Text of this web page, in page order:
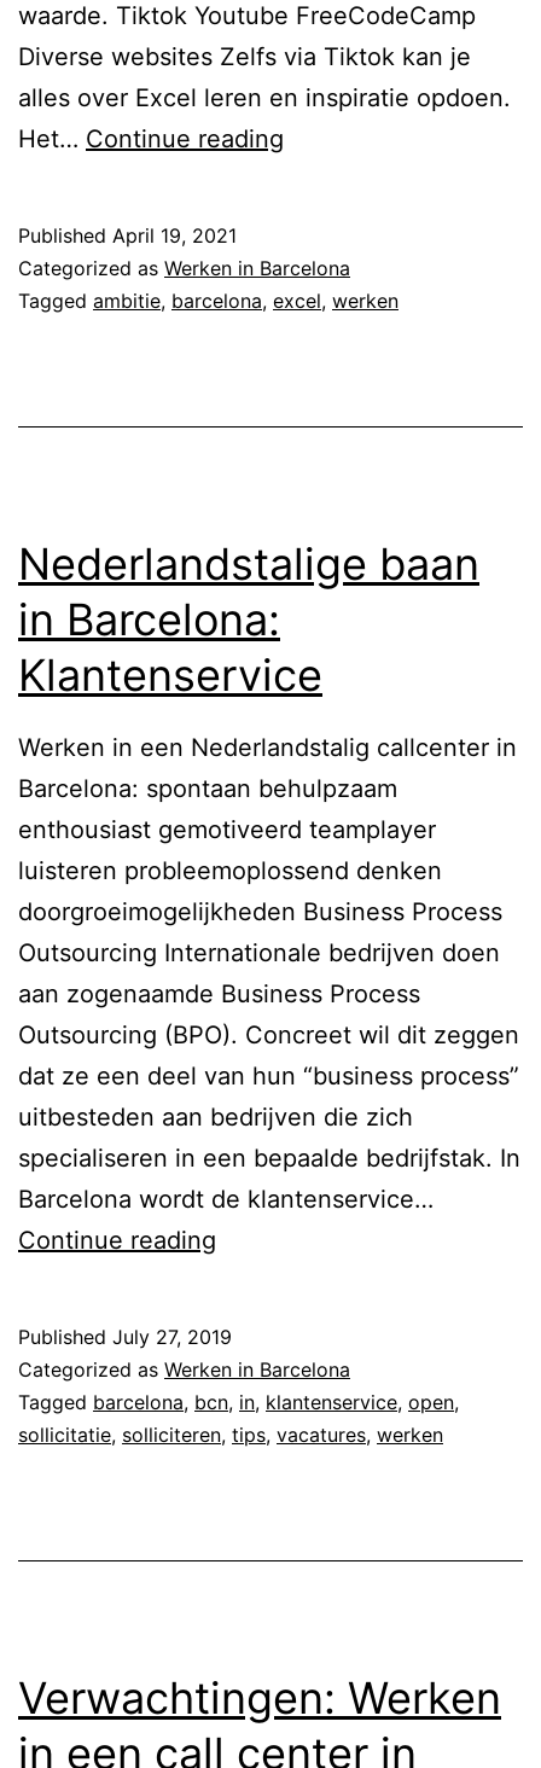
waarde. Tiktok Youtube FreeCodeCamp
Diverse websites Zelfs via Tiktok kan je
alles over Excel leren en inspiratie opdoen.
Het… Continue reading
i
t
:
c
e
Published April 19, 2021
Categorized as Werken in Barcelona
Tagged ambitie, barcelona, excel, werken
Nederlandstalige baan
in Barcelona:
Klantenservice
Werken in een Nederlandstalig callcenter in
Barcelona: spontaan behulpzaam
enthousiast gemotiveerd teamplayer
luisteren probleemoplossend denken
doorgroeimogelijkheden Business Process
Outsourcing Internationale bedrijven doen
aan zogenaamde Business Process
Outsourcing (BPO). Concreet wil dit zeggen
dat ze een deel van hun “business process”
uitbesteden aan bedrijven die zich
specialiseren in een bepaalde bedrijfstak. In
Barcelona wordt de klantenservice…
Continue reading
e
r
l
d
a
l
Published July 27, 2019
Categorized as Werken in Barcelona
Tagged barcelona, bcn, in, klantenservice, open,
sollicitatie, solliciteren, tips, vacatures, werken
Verwachtingen: Werken
in een call center in